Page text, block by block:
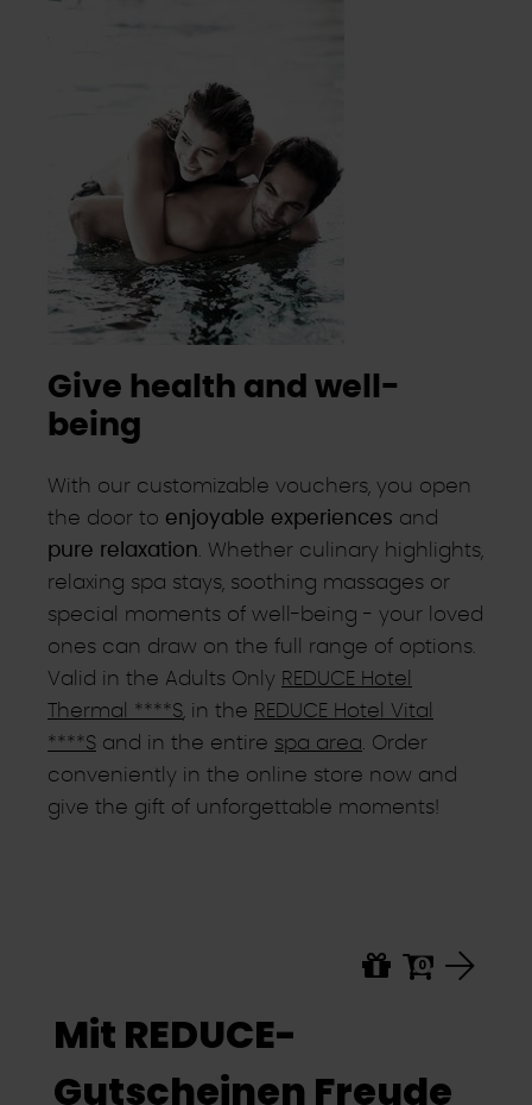
Give health and well-
being
With our customizable vouchers, you open
the door to enjoyable experiences and
pure relaxation . Whether culinary highlights,
relaxing spa stays, soothing massages or
special moments of well-being - your loved
ones can draw on the full range of options.
Valid in the Adults Only REDUCE Hotel
Thermal ****S , in the REDUCE Hotel Vital
****S and in the entire spa area . Order
conveniently in the online store now and
give the gift of unforgettable moments!